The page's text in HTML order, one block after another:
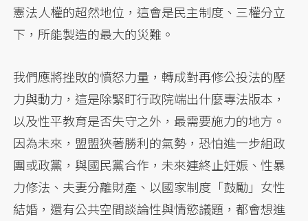
憲法人權的超然地位，這會是民主制度、三權分立
下，所能製造的最大的災難。
我們應將挫敗的憤怒力量，轉成對再修公投法的壓
力與動力，這是除緊盯行政院端出什麼專法版本，
以及性平教育是否失守之外，最需要施力的地方。
因為未來，盟盟狹著勝利的氣勢，恐怕進一步組政
團或政黨，與國民黨合作，未來連終止妊娠、性暴
力修法、夫妻分離財產、以國家制度「鼓勵」女性
結婚，還有公共空間談論性與情慾議題，都會想進